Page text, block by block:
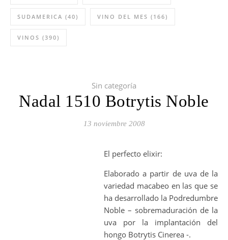
SUDAMERICA (40) VINO DEL MES (166)
VINOS (390)
Sin categoría
Nadal 1510 Botrytis Noble
13 noviembre 2008
El perfecto elixir:
Elaborado a partir de uva de la
variedad macabeo en las que se
ha desarrollado la Podredumbre
Noble – sobremaduración de la
uva por la implantación del
hongo Botrytis Cinerea -.